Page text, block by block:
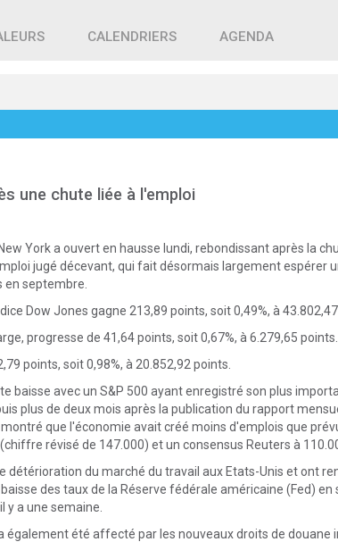
CALENDRIERS AGENDA
une chute liée à l'emploi
York a ouvert en hausse lundi, rebondissant après la
jugé décevant, qui fait désormais largement espérer
septembre.
Dow Jones gagne 213,89 points, soit 0,49%, à
progresse de 41,64 points, soit 0,67%, à 6.279,65 points.
points, soit 0,98%, à 20.852,92 points.
baisse avec un S&P 500 ayant enregistré son plus
plus de deux mois après la publication du rapport
que l'économie avait créé moins d'emplois que
révisé de 147.000) et un consensus Reuters à
détérioration du marché du travail aux Etats-Unis et ont
des taux de la Réserve fédérale américaine (Fed) en
y a une semaine.
également été affecté par les nouveaux droits de douane